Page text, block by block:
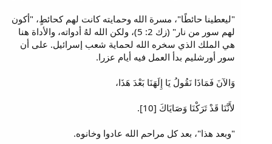
"ليعطينا حائطًا"، مسرة الله وحمايته كانت لهم كحائطٍ، "أكون
لهم سور من نار" (زك 2: 5)، ولكن الله لهُ أدواته، والأداة هنا
هي الملك الذي سخره الله لحماية شعب إسرائيل. على أن
سور أورشليم بدأ العمل فيه أيام عزرا.
وَالآنَ فَمَاذَا نَقُولُ يَا إِلَهَنَا بَعْدَ هَذَا،
لأَنَّنَا قَدْ تَرَكْنَا وَصَايَاكَ [10].
"وبعد هذا"، بعد كل مراحم الله عادوا وخانوه.